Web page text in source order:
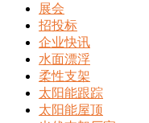
展会
招投标
企业快讯
水面漂浮
柔性支架
太阳能跟踪
太阳能屋顶